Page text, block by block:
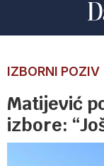
IZBORNI POZIV
Matijević
izbore: